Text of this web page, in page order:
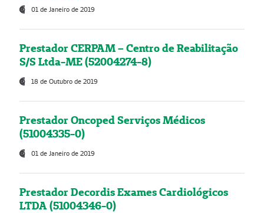
01 de Janeiro de 2019
Prestador CERPAM – Centro de Reabilitação
S/S Ltda-ME (52004274-8)
18 de Outubro de 2019
Prestador Oncoped Serviços Médicos
(51004335-0)
01 de Janeiro de 2019
Prestador Decordis Exames Cardiológicos
LTDA (51004346-0)